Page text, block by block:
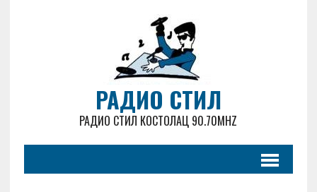
РАДИО СТИЛ
РАДИО СТИЛ КОСТОЛАЦ 90.70MHZ